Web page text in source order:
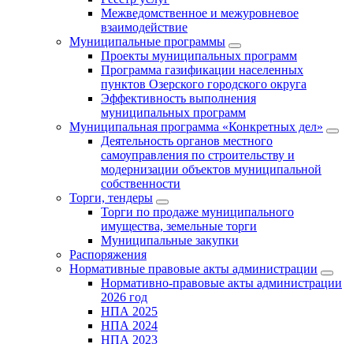
Межведомственное и межуровневое
взаимодействие
Муниципальные программы
Проекты муниципальных программ
Программа газификации населенных
пунктов Озерского городского округа
Эффективность выполнения
муниципальных программ
Муниципальная программа «Конкретных дел»
Деятельность органов местного
самоуправления по строительству и
модернизации объектов муниципальной
собственности
Торги, тендеры
Торги по продаже муниципального
имущества, земельные торги
Муниципальные закупки
Распоряжения
Нормативные правовые акты администрации
Нормативно-правовые акты администрации
2026 год
НПА 2025
НПА 2024
НПА 2023